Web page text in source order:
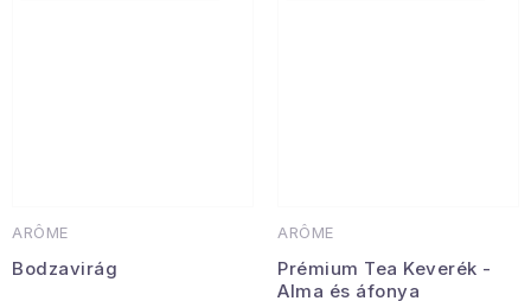
ARÔME
Bodzavirág
ARÔME
Prémium Tea Keverék -
Alma és áfonya